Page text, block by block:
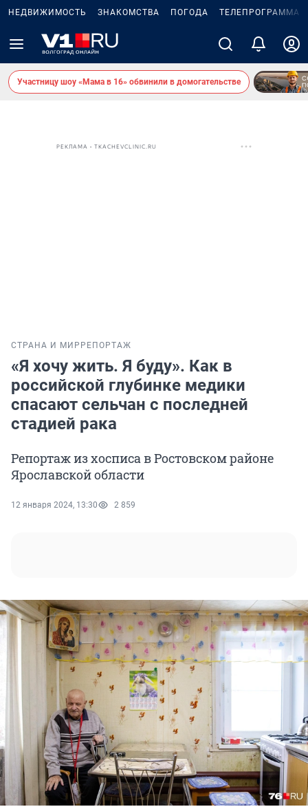
НЕДВИЖИМОСТЬ ЗНАКОМСТВА ПОГОДА ТЕЛЕПРОГРАММА
Участницу шоу «Мама в 16» обвинили в домогательстве
РЕКЛАМА • TKACHEVCLINIC.RU
СТРАНА И МИР РЕПОРТАЖ
«Я хочу жить. Я буду». Как в
российской глубинке медики
спасают сельчан с последней
стадией рака
Репортаж из хосписа в Ростовском районе
Ярославской области
12 января 2024, 13:30 2 859